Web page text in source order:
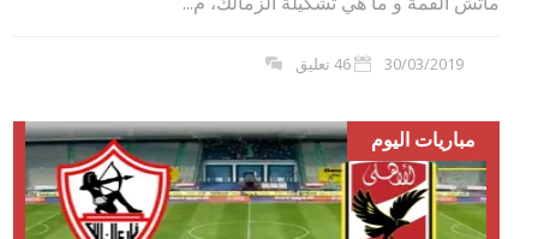
30/03/2019 46 تعليق
مباريات اليوم